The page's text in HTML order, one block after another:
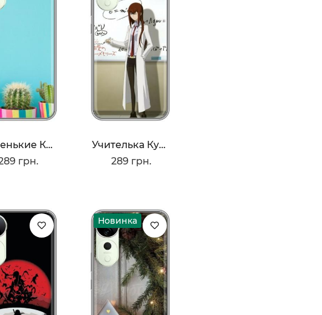
Маленькие Кактусы
грн.
Учителька Курису
289 грн.
Новинка